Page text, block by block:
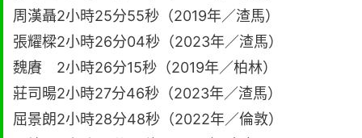
周漢聶2小時25分55秒（2019年／渣馬）
張耀樑2小時26分04秒（2023年／渣馬）
魏賡 2小時26分15秒（2019年／柏林）
莊司暘2小時27分46秒（2023年／渣馬）
屈景朗2小時28分48秒（2022年／倫敦）